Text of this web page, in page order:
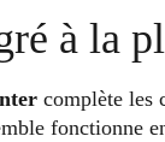
à la
complète les
fonctionne